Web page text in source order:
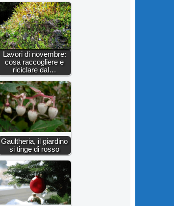
Lavori di novembre:
cosa raccogliere e
riciclare dal…
Gaultheria, il giardino
si tinge di rosso